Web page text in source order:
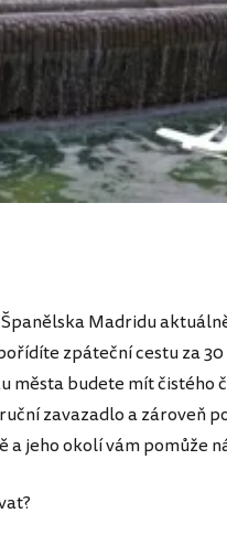
Madridu
zpáteční cestu za 30
budete mít čistého
zavazadlo a zároveň
jeho okolí vám pomůže